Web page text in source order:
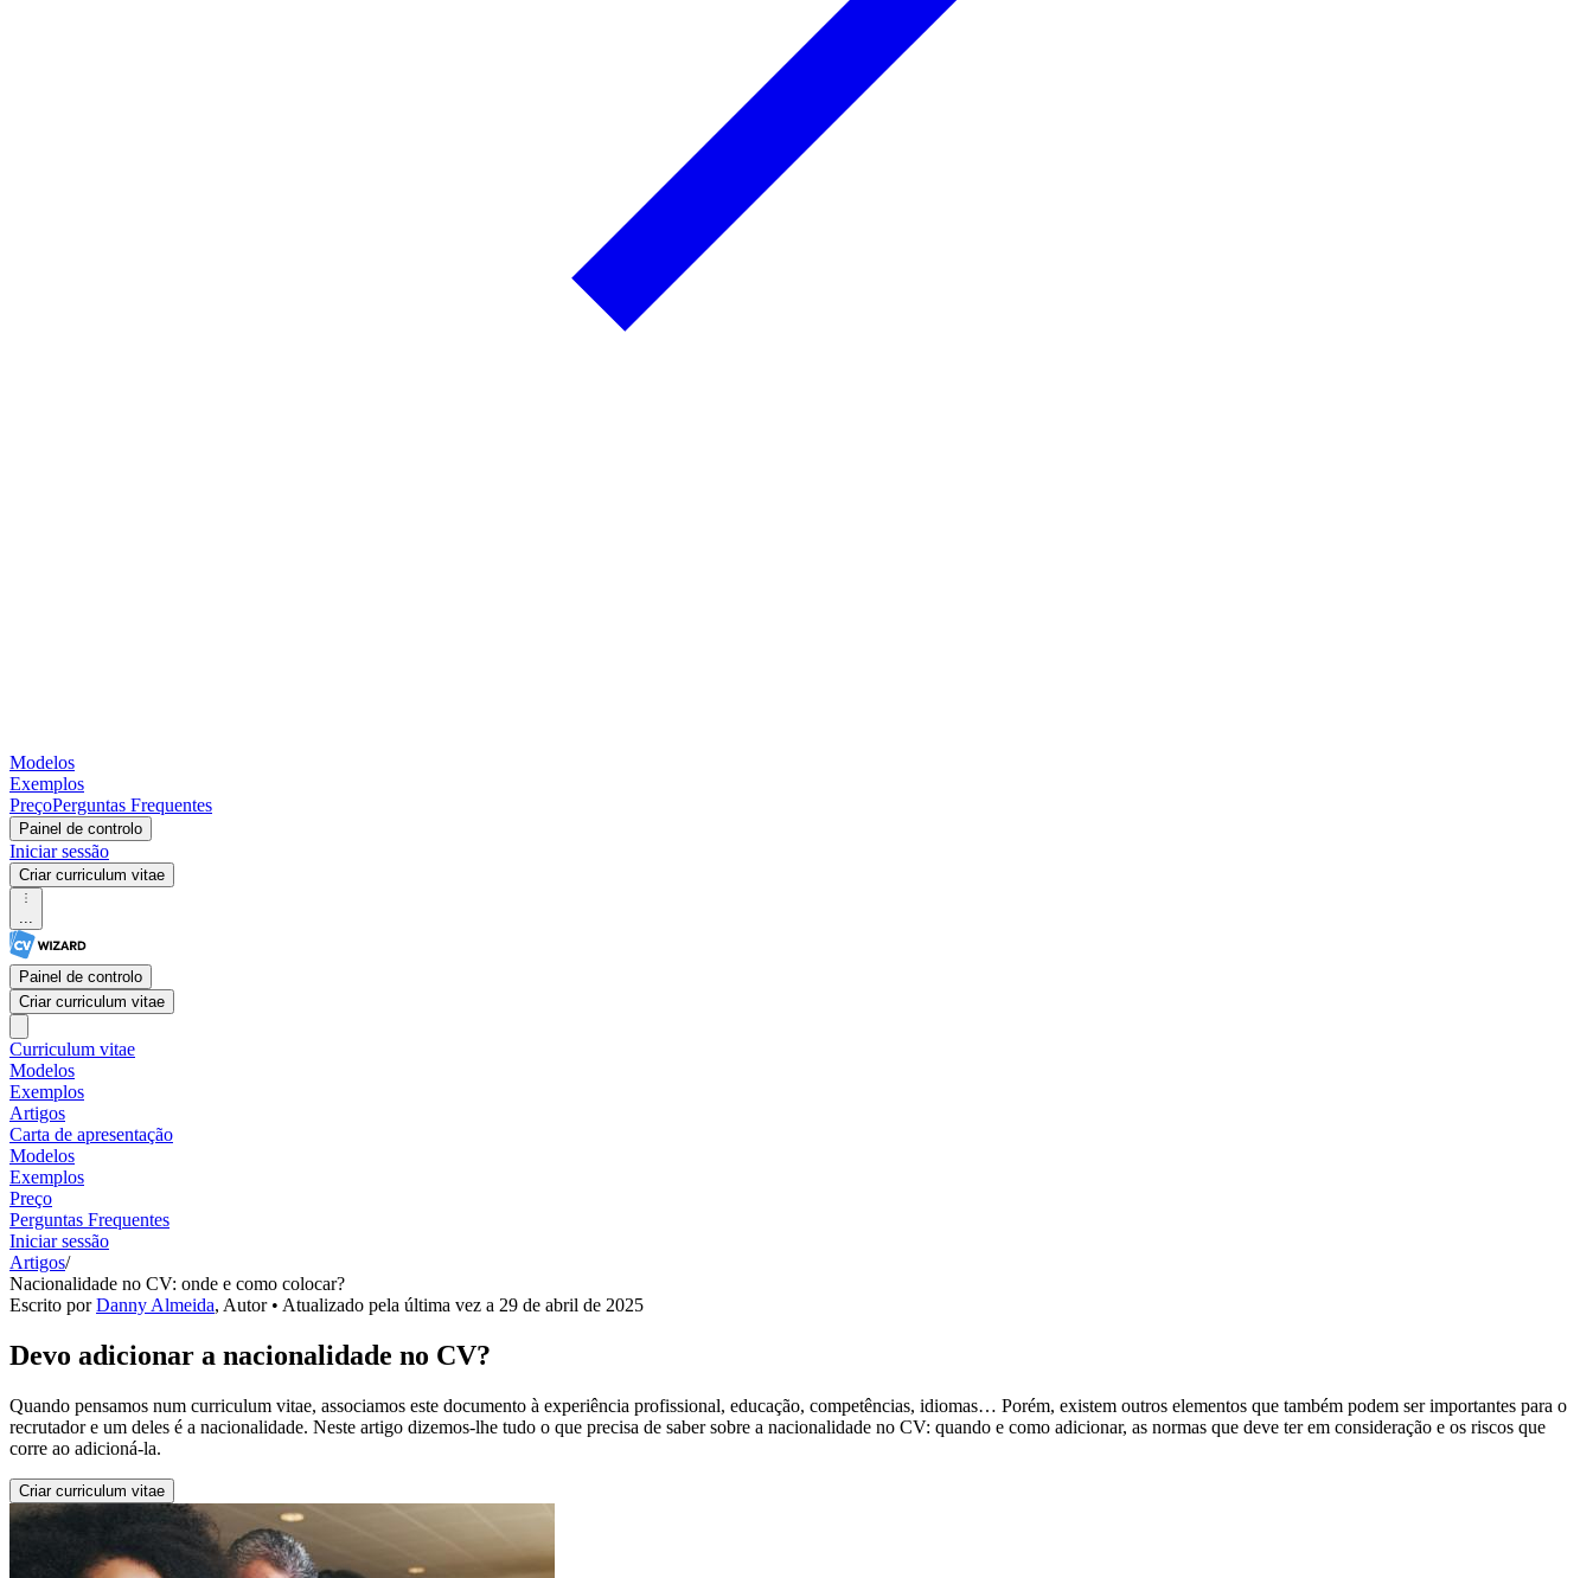
Modelos
Exemplos
PreçoPerguntas Frequentes
Painel de controlo
Iniciar sessão
Criar curriculum vitae
...
Painel de controlo
Criar curriculum vitae
Curriculum vitae
Modelos
Exemplos
Artigos
Carta de apresentação
Modelos
Exemplos
Preço
Perguntas Frequentes
Iniciar sessão
Artigos/
Nacionalidade no CV: onde e como colocar?
Escrito porDanny Almeida, Autor• Atualizado pela última vez a 29 de abril de 2025
Devo adicionar a nacionalidade no CV?
Quando pensamos num curriculum vitae, associamos este documento à experiência profissional, educação, competências, idiomas… Porém, existem outros elementos que também podem ser importantes para o
recrutador e um deles é a nacionalidade. Neste artigo dizemos-lhe tudo o que precisa de saber sobre a nacionalidade no CV: quando e como adicionar, as normas que deve ter em consideração e os riscos que
corre ao adicioná-la.
Criar curriculum vitae